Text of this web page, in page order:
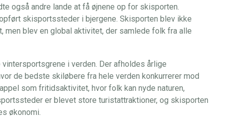
også andre lande at få øjnene op for skisporten.
skisportssteder i bjergene. Skisporten blev ikke
blev en global aktivitet, der samlede folk fra alle
i verden. Der afholdes årlige
de bedste skiløbere fra hele verden konkurrerer mod
som fritidsaktivitet, hvor folk kan nyde naturen,
er blevet store turistattraktioner, og skisporten
økonomi.